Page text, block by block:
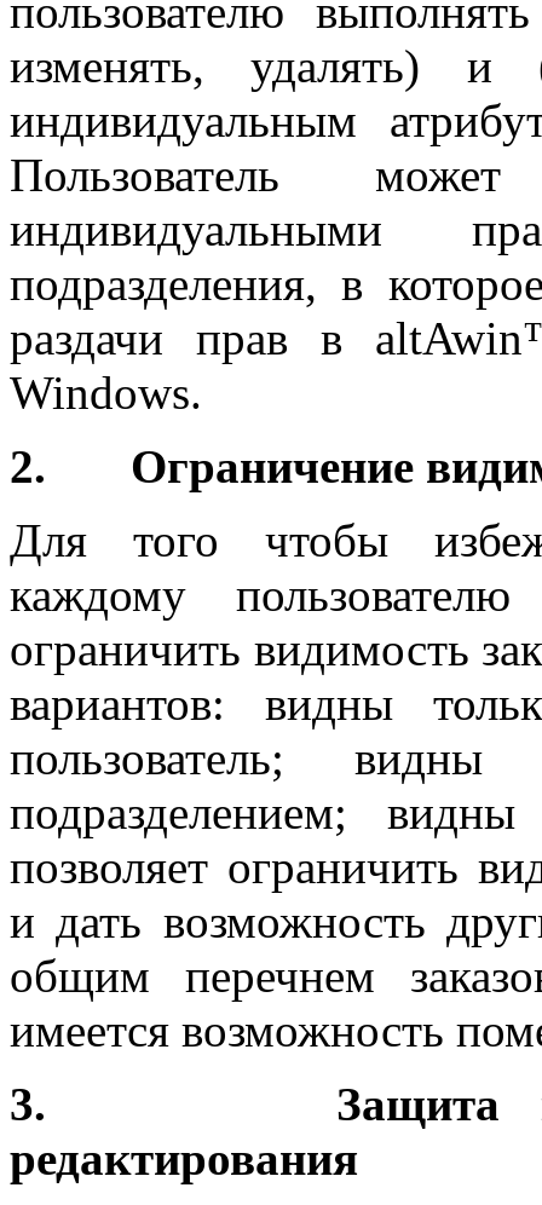
пользователю
изменять, удалять)
индивидуальным
Пользователь
индивидуальными
подразделения, в
раздачи прав в
Windows.
2. Ограничение
Для того чтобы
каждому
ограничить видимость
вариантов: видны
пользователь;
подразделением;
позволяет ограничить
и дать возможность
общим перечнем
имеется возможность
3. Защита
редактирования